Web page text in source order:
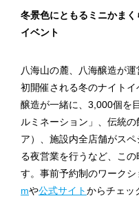
冬景色にともるミニかま
イベント
八海山の麓、八海醸造が運
初開催される冬のナイト
醸造が一緒に、3,000個を
ルミネーション」、伝統
ア）、施設内全店舗がス
る夜営業を行うなど、こ
す。事前予約制のワーク
mや公式サイトからチェッ